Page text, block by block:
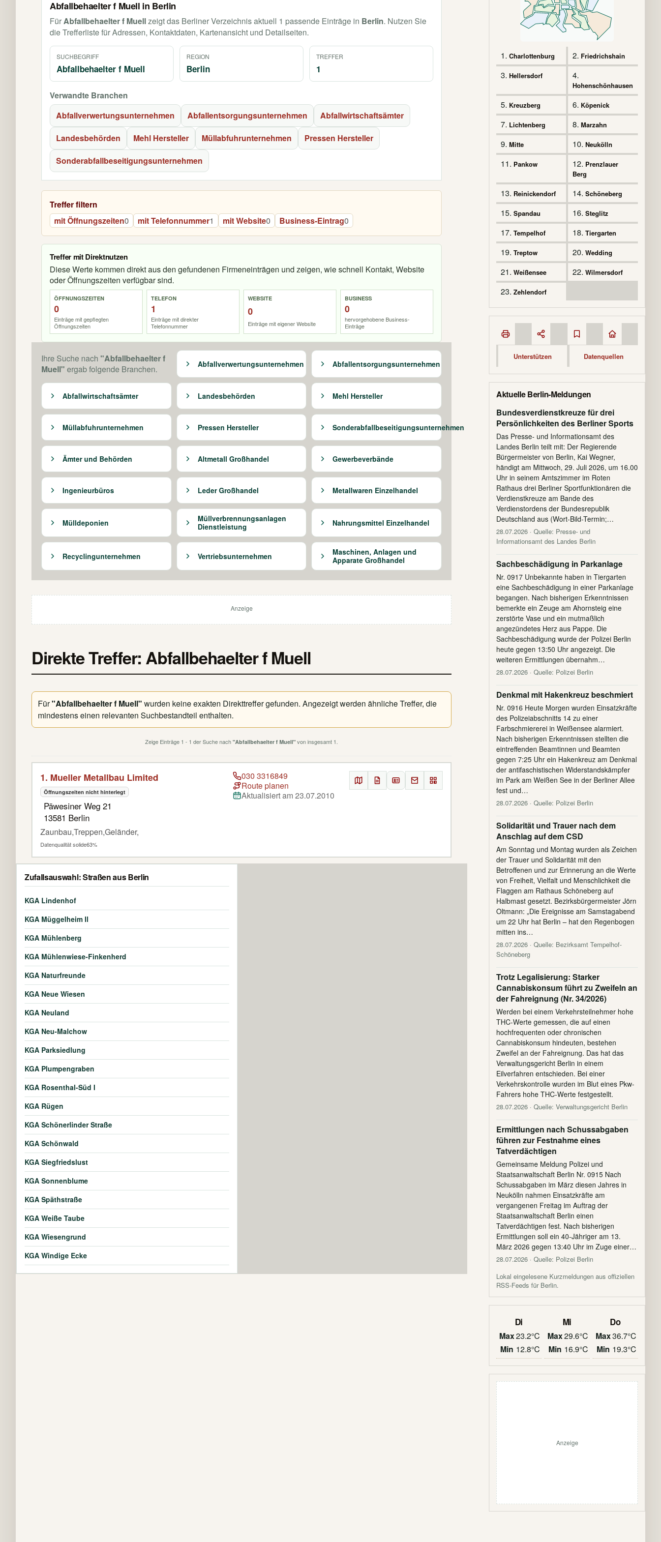
1. Charlottenburg 2. Friedrichshain
3. Hellersdorf 4.
Hohenschönhausen
5. Kreuzberg 6. Köpenick
7. Lichtenberg 8. Marzahn
9. Mitte 10. Neukölln
11. Pankow 12. Prenzlauer
Berg
13. Reinickendorf 14. Schöneberg
15. Spandau 16. Steglitz
17. Tempelhof 18. Tiergarten
19. Treptow 20. Wedding
21. Weißensee 22. Wilmersdorf
23. Zehlendorf
Unterstützen Datenquellen
Aktuelle Berlin-Meldungen
Bundesverdienstkreuze für drei
Persönlichkeiten des Berliner Sports
Das Presse- und Informationsamt des
Landes Berlin teilt mit: Der Regierende
Bürgermeister von Berlin, Kai Wegner,
händigt am Mittwoch, 29. Juli 2026, um 16.00
Uhr in seinem Amtszimmer im Roten
Rathaus drei Berliner Sportfunktionären die
Verdienstkreuze am Bande des
Verdienstordens der Bundesrepublik
Deutschland aus (Wort-Bild-Termin;…
28.07.2026 · Quelle: Presse- und
Informationsamt des Landes Berlin
Sachbeschädigung in Parkanlage
Nr. 0917 Unbekannte haben in Tiergarten
eine Sachbeschädigung in einer Parkanlage
begangen. Nach bisherigen Erkenntnissen
bemerkte ein Zeuge am Ahornsteig eine
zerstörte Vase und ein mutmaßlich
angezündetes Herz aus Pappe. Die
Sachbeschädigung wurde der Polizei Berlin
heute gegen 13:50 Uhr angezeigt. Die
weiteren Ermittlungen übernahm…
28.07.2026 · Quelle: Polizei Berlin
Denkmal mit Hakenkreuz beschmiert
Nr. 0916 Heute Morgen wurden Einsatzkräfte
des Polizeiabschnitts 14 zu einer
Farbschmiererei in Weißensee alarmiert.
Nach bisherigen Erkenntnissen stellten die
eintreffenden Beamtinnen und Beamten
gegen 7:25 Uhr ein Hakenkreuz am Denkmal
der antifaschistischen Widerstandskämpfer
im Park am Weißen See in der Berliner Allee
fest und…
28.07.2026 · Quelle: Polizei Berlin
Solidarität und Trauer nach dem
Anschlag auf dem CSD
Am Sonntag und Montag wurden als Zeichen
der Trauer und Solidarität mit den
Betroffenen und zur Erinnerung an die Werte
von Freiheit, Vielfalt und Menschlichkeit die
Flaggen am Rathaus Schöneberg auf
Halbmast gesetzt. Bezirksbürgermeister Jörn
Oltmann: „Die Ereignisse am Samstagabend
um 22 Uhr hat Berlin – hat den Regenbogen
mitten ins…
28.07.2026 · Quelle: Bezirksamt Tempelhof-
Schöneberg
Trotz Legalisierung: Starker
Cannabiskonsum führt zu Zweifeln an
der Fahreignung (Nr. 34/2026)
Werden bei einem Verkehrsteilnehmer hohe
THC-Werte gemessen, die auf einen
hochfrequenten oder chronischen
Cannabiskonsum hindeuten, bestehen
Zweifel an der Fahreignung. Das hat das
Verwaltungsgericht Berlin in einem
Eilverfahren entschieden. Bei einer
Verkehrskontrolle wurden im Blut eines Pkw-
Fahrers hohe THC-Werte festgestellt.
28.07.2026 · Quelle: Verwaltungsgericht Berlin
Ermittlungen nach Schussabgaben
führen zur Festnahme eines
Tatverdächtigen
Gemeinsame Meldung Polizei und
Staatsanwaltschaft Berlin Nr. 0915 Nach
Schussabgaben im März diesen Jahres in
Neukölln nahmen Einsatzkräfte am
vergangenen Freitag im Auftrag der
Staatsanwaltschaft Berlin einen
Tatverdächtigen fest. Nach bisherigen
Ermittlungen soll ein 40-Jähriger am 13.
März 2026 gegen 13:40 Uhr im Zuge einer…
28.07.2026 · Quelle: Polizei Berlin
Lokal eingelesene Kurzmeldungen aus offiziellen
RSS-Feeds für Berlin.
Di
Max23.2°C
Min 12.8°C
Mi
Max29.6°C
Min 16.9°C
Do
Max36.7°C
Min 19.3°C
Anzeige
Abfallbehaelter f Muell in Berlin
FürAbfallbehaelter f Muellzeigt das Berliner Verzeichnis aktuell 1 passende Einträge in Berlin. Nutzen Sie
die Trefferliste für Adressen, Kontaktdaten, Kartenansicht und Detailseiten.
SUCHBEGRIFF
Abfallbehaelter f Muell
REGION
Berlin
TREFFER
1
Verwandte Branchen
Abfallverwertungsunternehmen
Abfallentsorgungsunternehmen
Abfallwirtschaftsämter
Landesbehörden
Mehl Hersteller Müllabfuhrunternehmen
Pressen Hersteller
Sonderabfallbeseitigungsunternehmen
Treffer filtern
mit Öffnungszeiten0 mit Telefonnummer1 mit Website0 Business-Eintrag0
Treffer mit Direktnutzen
Diese Werte kommen direkt aus den gefundenen Firmeneinträgen und zeigen, wie schnell Kontakt, Website
oder Öffnungszeiten verfügbar sind.
ÖFFNUNGSZEITEN
0
Einträge mit gepflegten
Öffnungszeiten
TELEFON
1
Einträge mit direkter
Telefonnummer
WEBSITE
0
Einträge mit eigener Website
BUSINESS
0
hervorgehobene Business-
Einträge
Ihre Suche nach "Abfallbehaelter f
Muell" ergab folgende Branchen. Abfallverwertungsunternehmen Abfallentsorgungsunternehmen
Abfallwirtschaftsämter Landesbehörden Mehl Hersteller
Müllabfuhrunternehmen Pressen Hersteller Sonderabfallbeseitigungsunternehmen
Ämter und Behörden Altmetall Großhandel Gewerbeverbände
Ingenieurbüros Leder Großhandel Metallwaren Einzelhandel
Mülldeponien
Müllverbrennungsanlagen
Dienstleistung
Nahrungsmittel Einzelhandel
Recyclingunternehmen Vertriebsunternehmen
Maschinen, Anlagen und
Apparate Großhandel
Anzeige
Direkte Treffer: Abfallbehaelter f Muell
Für"Abfallbehaelter f Muell" wurden keine exakten Direkttreffer gefunden. Angezeigt werden ähnliche Treffer, die
mindestens einen relevanten Suchbestandteil enthalten.
Zeige Einträge 1 - 1 der Suche nach "Abfallbehaelter f Muell" von insgesamt 1.
1. Mueller Metallbau Limited
Öffnungszeiten nicht hinterlegt
Päwesiner Weg 21
13581 Berlin
Zaunbau,Treppen,Geländer,
Datenqualität solide63%
030 3316849
Route planen
Aktualisiert am 23.07.2010
Zufallsauswahl: Straßen aus Berlin
KGA Lindenhof
KGA Müggelheim Il
KGA Mühlenberg
KGA Mühlenwiese-Finkenherd
KGA Naturfreunde
KGA Neue Wiesen
KGA Neuland
KGA Neu-Malchow
KGA Parksiedlung
KGA Plumpengraben
KGA Rosenthal-Süd I
KGA Rügen
KGA Schönerlinder Straße
KGA Schönwald
KGA Siegfriedslust
KGA Sonnenblume
KGA Späthstraße
KGA Weiße Taube
KGA Wiesengrund
KGA Windige Ecke